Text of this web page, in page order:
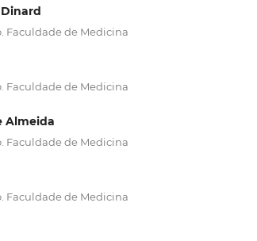
Faculdade de Medicina
Faculdade de Medicina
Almeida
Faculdade de Medicina
Faculdade de Medicina